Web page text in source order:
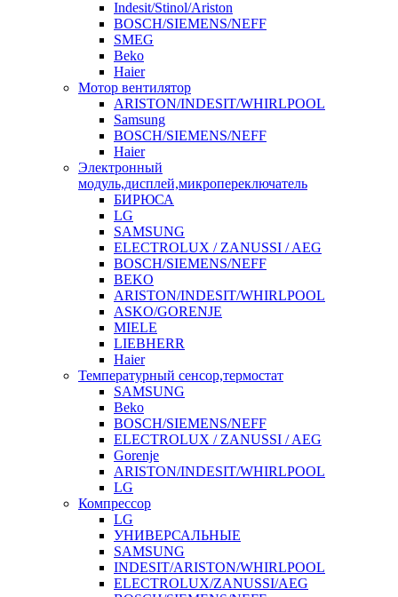
Indesit/Stinol/Ariston
BOSCH/SIEMENS/NEFF
SMEG
Beko
Haier
Мотор вентилятор
ARISTON/INDESIT/WHIRLPOOL
Samsung
BOSCH/SIEMENS/NEFF
Haier
Электронный
модуль,дисплей,микропереключатель
БИРЮСА
LG
SAMSUNG
ELECTROLUX / ZANUSSI / AEG
BOSCH/SIEMENS/NEFF
BEKO
ARISTON/INDESIT/WHIRLPOOL
ASKO/GORENJE
MIELE
LIEBHERR
Haier
Температурный сенсор,термостат
SAMSUNG
Beko
BOSCH/SIEMENS/NEFF
ELECTROLUX / ZANUSSI / AEG
Gorenje
ARISTON/INDESIT/WHIRLPOOL
LG
Компрессор
LG
УНИВЕРСАЛЬНЫЕ
SAMSUNG
INDESIT/ARISTON/WHIRLPOOL
ELECTROLUX/ZANUSSI/AEG